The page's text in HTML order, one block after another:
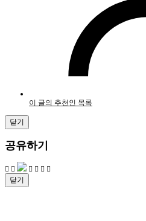
이 글의 추천인 목록
닫기
공유하기
닫기